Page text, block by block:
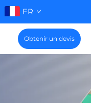
FR
Obtenir un devis